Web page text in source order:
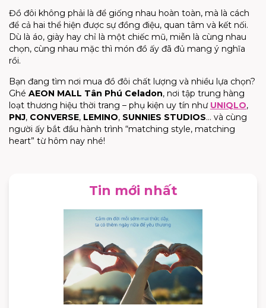
Đồ đôi không phải là để giống nhau hoàn toàn, mà là cách
để cả hai thể hiện được sự đồng điệu, quan tâm và kết nối.
Dù là áo, giày hay chỉ là một chiếc mũ, miễn là cùng nhau
chọn, cùng nhau mặc thì món đồ ấy đã đủ mang ý nghĩa
rồi.
Bạn đang tìm nơi mua đồ đôi chất lượng và nhiều lựa chọn?
Ghé AEON MALL Tân Phú Celadon, nơi tập trung hàng
loạt thương hiệu thời trang – phụ kiện uy tín như UNIQLO,
PNJ, CONVERSE, LEMINO, SUNNIES STUDIOS… và cùng
người ấy bắt đầu hành trình “matching style, matching
heart” từ hôm nay nhé!
Tin mới nhất